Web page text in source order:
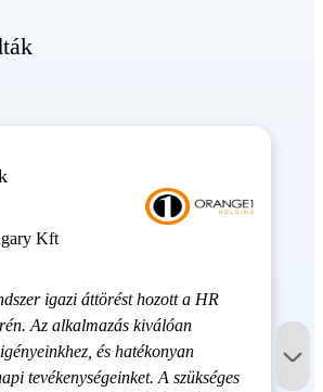
Kft
igazi áttörést hozott a HR
Az alkalmazás kiválóan
és hatékonyan
tevékenységeinket. A szükséges